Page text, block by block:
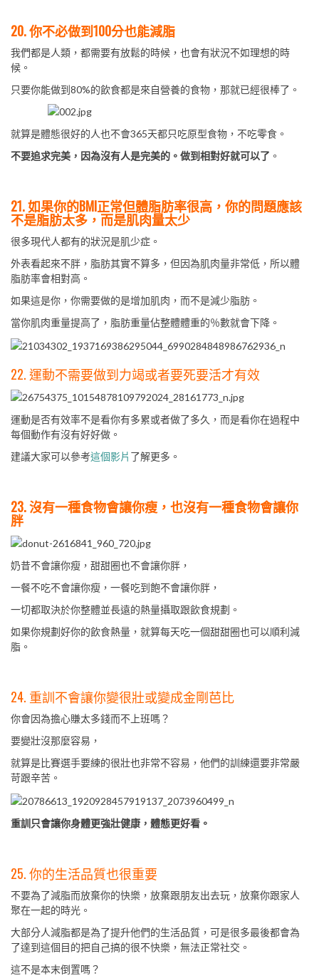
20. 你不必做到100分也能減脂
我們都是人類，都需要有放鬆的時候，也會有狀況不如理想的時
候。
只要你能做到80%的飲食都是來自營養的食物，那就已經很棒了。
就算是體態很好的人也不會365天都只吃原型食物，不吃零食。
不要追求完美，因為沒有人是完美的。做到相對好就可以了 。
21. 如果你的BMI正常但體脂肪率很高，你的問題應該
不是脂肪太多，而是肌肉量太少
很多現代人都有的狀況是肌少症。
外表看起來不胖，脂肪其實不算多，但因為肌肉量非常低，所以體
脂肪率會相對高。
如果這是你，你需要做的是增加肌肉，而不是減少脂肪。
當你肌肉重量提高了，脂肪重量佔整體體重的％數就會下降。
22. 運動不需要做到力竭或者要死要活才有效
運動是否有效率不是看你有多累或者做了多久，而是看你在過程中
每個動作有沒有好好做。
建議大家可以參考這個影片 了解更多。
23. 沒有一種食物會讓你瘦，也沒有一種食物會讓你
胖
奶昔不會讓你瘦，甜甜圈也不會讓你胖，
一餐不吃不會讓你瘦，一餐吃到飽不會讓你胖，
一切都取決於你整體並長遠的熱量攝取跟飲食規劃。
如果你規劃好你的飲食熱量，就算每天吃一個甜甜圈也可以順利減
脂。
24. 重訓不會讓你變很壯或變成金剛芭比
你會因為擔心賺太多錢而不上班嗎？
要變壯沒那麼容易，
就算是比賽選手要練的很壯也非常不容易，他們的訓練還要非常嚴
苛跟辛苦。
重訓只會讓你身體更強壯健康，體態更好看。
25. 你的生活品質也很重要
不要為了減脂而放棄你的快樂，放棄跟朋友出去玩，放棄你跟家人
聚在一起的時光。
大部分人減脂都是為了提升他們的生活品質，可是很多最後都會為
了達到這個目的把自己搞的很不快樂，無法正常社交。
這不是本末倒置嗎？